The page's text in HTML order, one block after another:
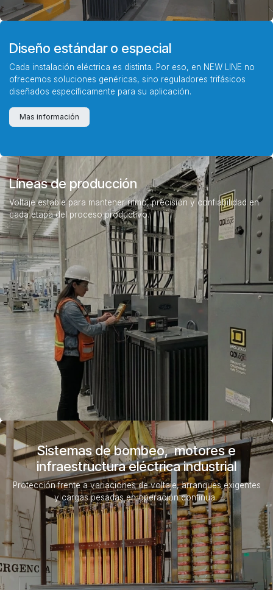
Diseño estándar o especial
Cada instalación eléctrica es distinta. Por eso, en NEW LINE no
ofrecemos soluciones genéricas, sino reguladores trifásicos
diseñados específicamente para su aplicación.
Mas información
Líneas de producción
Voltaje estable para mantener ritmo, precisión y confiabilidad en
cada etapa del proceso productivo.
Sistemas de bombeo, motores e
infraestructura eléctrica industrial
Protección frente a variaciones de voltaje, arranques exigentes
y cargas pesadas en operación continua.